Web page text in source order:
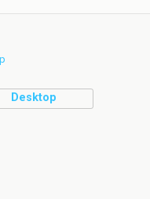
Desktop